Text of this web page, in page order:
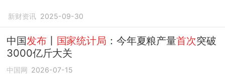
新财资讯 2025-09-30
中国发布丨 国家统计局 ：今年夏粮产量首次突破
3000亿斤大关
中国网 2026-07-15